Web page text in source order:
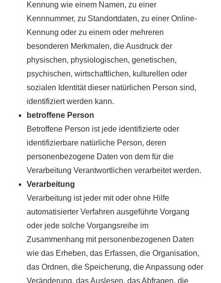
Kennung wie einem Namen, zu einer
Kennnummer, zu Standortdaten, zu einer Online-
Kennung oder zu einem oder mehreren
besonderen Merkmalen, die Ausdruck der
physischen, physiologischen, genetischen,
psychischen, wirtschaftlichen, kulturellen oder
sozialen Identität dieser natürlichen Person sind,
identifiziert werden kann.
betroffene Person
Betroffene Person ist jede identifizierte oder
identifizierbare natürliche Person, deren
personenbezogene Daten von dem für die
Verarbeitung Verantwortlichen verarbeitet werden.
Verarbeitung
Verarbeitung ist jeder mit oder ohne Hilfe
automatisierter Verfahren ausgeführte Vorgang
oder jede solche Vorgangsreihe im
Zusammenhang mit personenbezogenen Daten
wie das Erheben, das Erfassen, die Organisation,
das Ordnen, die Speicherung, die Anpassung oder
Veränderung, das Auslesen, das Abfragen, die